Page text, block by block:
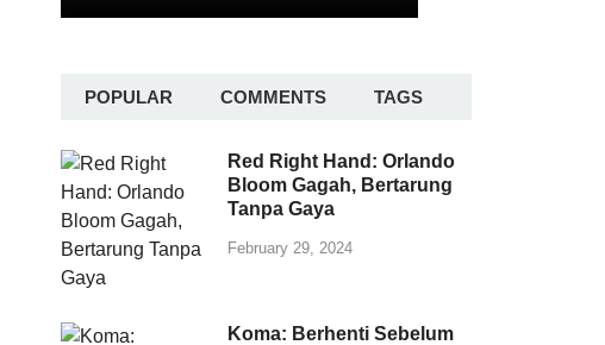
POPULAR COMMENTS TAGS
Red Right Hand: Orlando
Bloom Gagah, Bertarung
Tanpa Gaya
February 29, 2024
Koma: Berhenti Sebelum